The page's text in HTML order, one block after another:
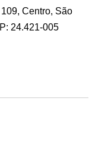
Centro, São
24.421-005